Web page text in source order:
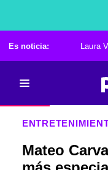
Es noticia: Laura
Mateo